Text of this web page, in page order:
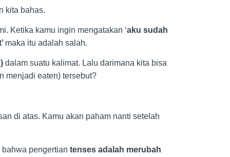
kita bahas.
Ketika kamu ingin mengatakan ‘aku sudah
maka itu adalah salah.
dalam suatu kalimat. Lalu darimana kita bisa
menjadi eaten) tersebut?
di atas. Kamu akan paham nanti setelah
pengertian tenses adalah merubah